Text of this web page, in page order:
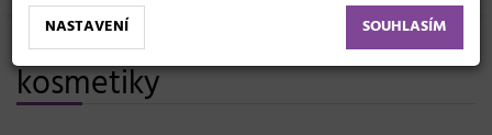
Ostatní příslušenství vlasové
kosmetiky
NASTAVENÍ SOUHLASÍM